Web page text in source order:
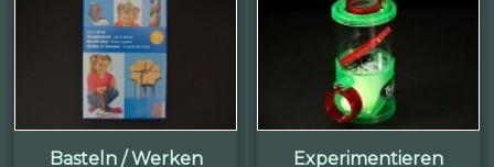
Basteln / Werken
Experimentieren